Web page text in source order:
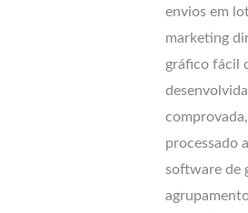
envios em
marketing
gráfico fácil
processado
software de